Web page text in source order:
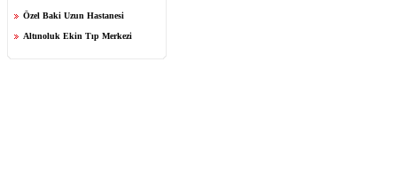
Özel Baki Uzun Hastanesi
Altınoluk Ekin Tıp Merkezi